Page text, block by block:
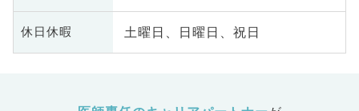
休日休暇 土曜日、日曜日、祝日